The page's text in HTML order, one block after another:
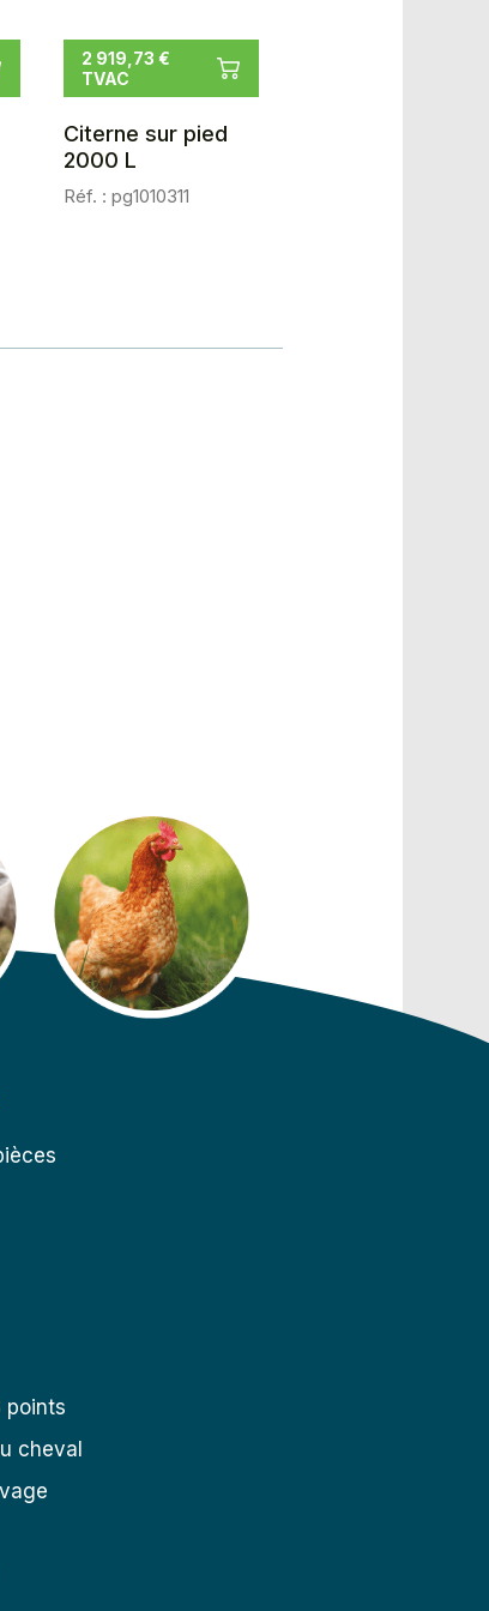
2 919,73 €
TVAC
Citerne sur pied
2000 L
Réf. : pg1010311
points
cheval